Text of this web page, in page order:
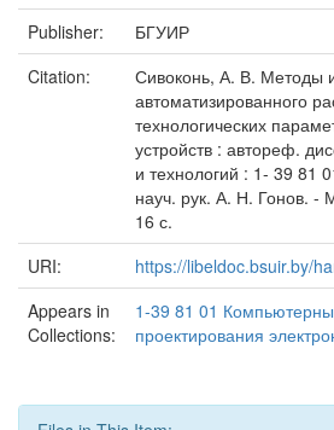
Publisher:
БГУИР
Citation:
Сивоконь, А. В. Методы
автоматизированного
технологических
устройств : автореф.
и технологий : 1- 39 81
науч. рук. А. Н. Гонов.
16 с.
URI:
https://libeldoc.bsuir.by/
Appears in
Collections:
1-39 81 01
проектирования